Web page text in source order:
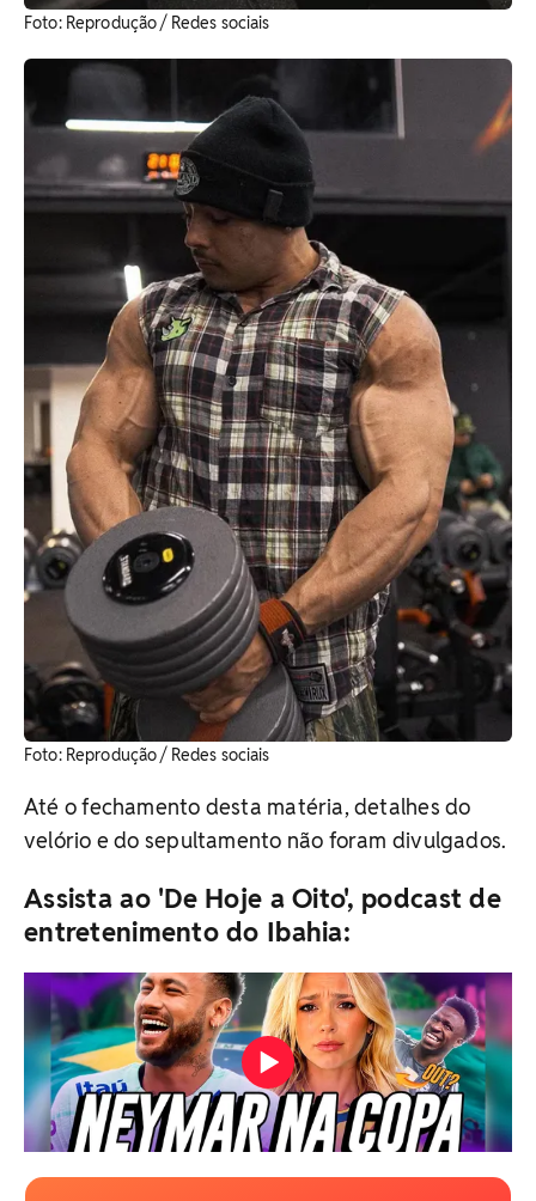
Foto: Reprodução / Redes sociais
Foto: Reprodução / Redes sociais
Até o fechamento desta matéria, detalhes do
velório e do sepultamento não foram divulgados.
Assista ao 'De Hoje a Oito', podcast de
entretenimento do Ibahia: